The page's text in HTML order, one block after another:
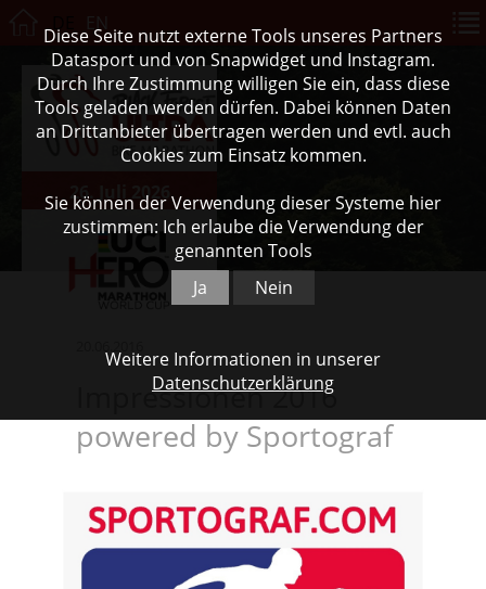
26. Juli 2026
Impressionen 2016
powered by Sportograf
Diese Seite nutzt externe Tools unseres Partners
Datasport und von Snapwidget und Instagram.
Durch Ihre Zustimmung willigen Sie ein, dass diese
Tools geladen werden dürfen. Dabei können Daten
an Drittanbieter übertragen werden und evtl. auch
Cookies zum Einsatz kommen.
Sie können der Verwendung dieser Systeme hier
zustimmen: Ich erlaube die Verwendung der
genannten Tools
Ja
Nein
Weitere Informationen in unserer
Datenschutzerklärung